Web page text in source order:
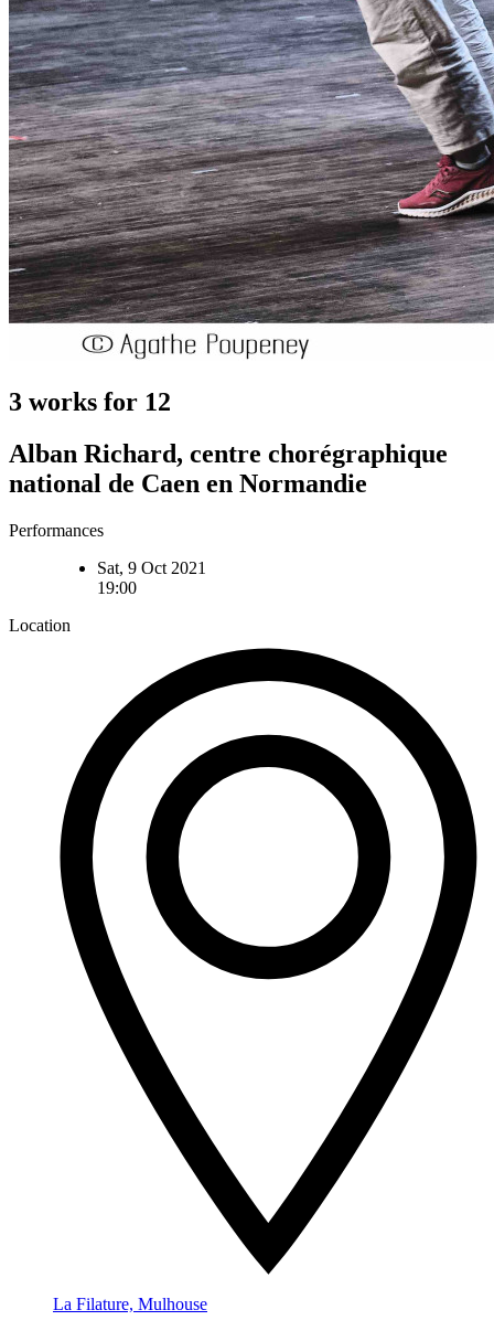
3 works for 12
Alban Richard, centre chorégraphique
national de Caen en Normandie
Performances
Sat, 9 Oct 2021
19:00
Location
La Filature, Mulhouse